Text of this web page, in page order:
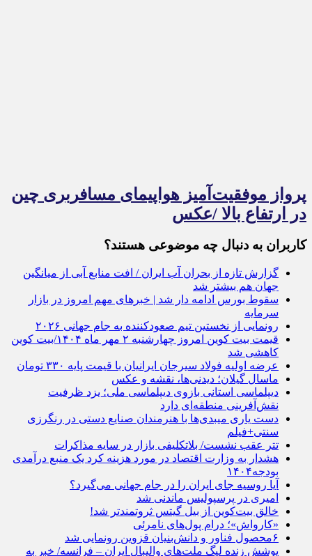
پرواز موفقیت‌آمیز هواپیمای مسافربری چین
در ارتفاع بالا /عکس
کاربران به دنبال چه موضوعی هستند؟
گزارش تازه از بحران آب ایران / افت منابع آبی از میانگین
جهان هم بیشتر شد
سقوط بورس ادامه دار شد | خبرهای مهم امروز در بازار
سرمایه
رونمایی از نخستین تیم صعودکننده به جام جهانی ۲۰۲۶
قیمت بیت کوین امروز چهارشنبه ۲ مهر ماه ۱۴۰۴/بیت کوین
کاهشی شد
عرضه اولیه فولاد سیرجان ایرانیان با قیمت پایه ۳۳۰ تومان
ماسال گیلان؛ دیدنی‌ها، نقشه و عکس
دیپلماسی استانی بازوی دیپلماسی ملی؛ یزد ظرفیت
نقش‌آفرینی منطقه‌ای دارد
دست یاری میبدی‌ها با هنرمندان صنایع دستی در رنگرزی
سنتی+فیلم
تتر عقب نشست/ بلاتکلیفی بازار در سایه مذاکرات
هشدار به وزارت اقتصاد در مورد هزینه کرد یک منبع درآمدی
بودجه۱۴۰۴
آیا روسیه جای ایران را در جام جهانی می‌گیرد؟
امیری در پرسپولیس ماندنی شد
خالق بیت‌کوین از بیل‌ گیتس ثروتمندتر شد!
«کارواش»؛ درام پول‌های نامرئی
۶محصول فناور و دانش‌بنیان قزوین رونمایی شد
پوشش زنده لیگ ملت‌های والیبال ایران – فرانسه/ خبر به